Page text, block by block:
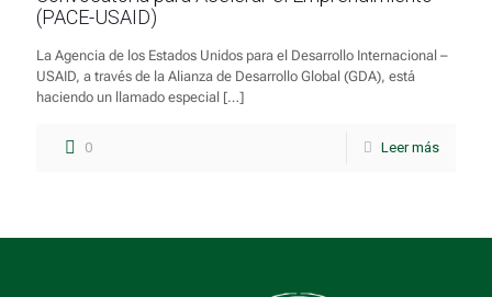
(PACE-USAID)
La Agencia de los Estados Unidos para el Desarrollo Internacional –
USAID, a través de la Alianza de Desarrollo Global (GDA), está
haciendo un llamado especial […]
0 Leer más